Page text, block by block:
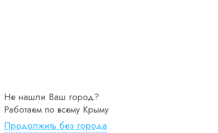
Не нашли Ваш город?
Работаем по всему Крыму
Продолжить без города